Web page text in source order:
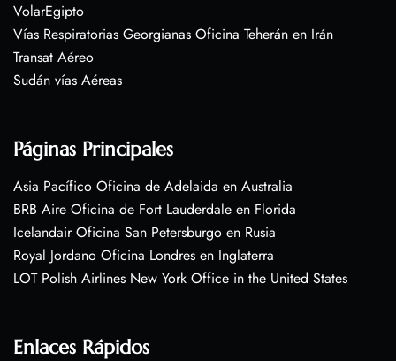
VolarEgipto
Vías Respiratorias Georgianas Oficina Teherán en Irán
Transat Aéreo
Sudán vías Aéreas
Páginas Principales
Asia Pacífico Oficina de Adelaida en Australia
BRB Aire Oficina de Fort Lauderdale en Florida
Icelandair Oficina San Petersburgo en Rusia
Royal Jordano Oficina Londres en Inglaterra
LOT Polish Airlines New York Office in the United States
Enlaces Rápidos